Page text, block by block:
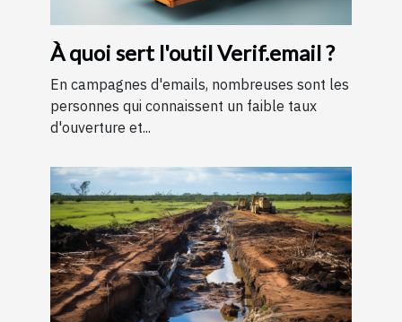
À quoi sert l'outil Verif.email ?
En campagnes d'emails, nombreuses sont les
personnes qui connaissent un faible taux
d'ouverture et...